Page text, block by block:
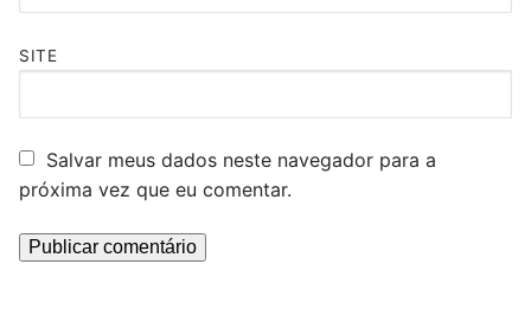
SITE
Salvar meus dados neste navegador para a
próxima vez que eu comentar.